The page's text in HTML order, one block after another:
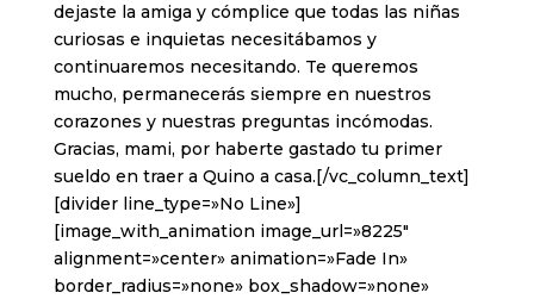
dejaste la amiga y cómplice que todas las niñas
curiosas e inquietas necesitábamos y
continuaremos necesitando. Te queremos
mucho, permanecerás siempre en nuestros
corazones y nuestras preguntas incómodas.
Gracias, mami, por haberte gastado tu primer
sueldo en traer a Quino a casa.[/vc_column_text]
[divider line_type=»No Line»]
[image_with_animation image_url=»8225″
alignment=»center» animation=»Fade In»
border_radius=»none» box_shadow=»none»